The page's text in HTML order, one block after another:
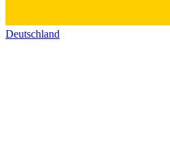
Deutschland